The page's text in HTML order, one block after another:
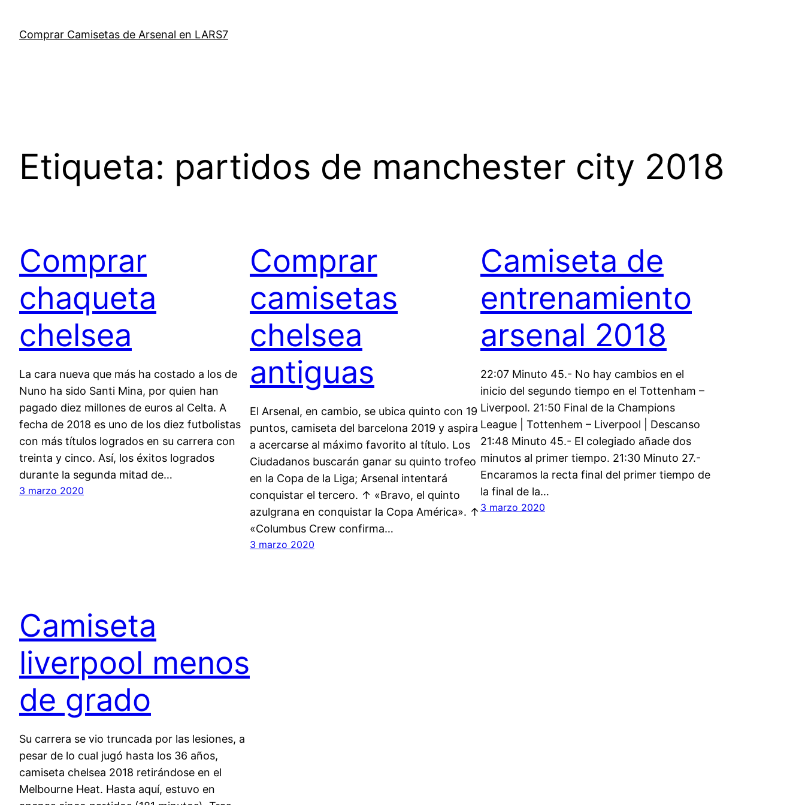
contenido
Comprar Camisetas de Arsenal en LARS7
Etiqueta: partidos de manchester city 2018
Comprar
chaqueta
chelsea
La cara nueva que más ha costado a los de
Nuno ha sido Santi Mina, por quien han
pagado diez millones de euros al Celta. A
fecha de 2018 es uno de los diez futbolistas
con más títulos logrados en su carrera con
treinta y cinco. Así, los éxitos logrados
durante la segunda mitad de…
3 marzo 2020
Comprar
camisetas
chelsea
antiguas
El Arsenal, en cambio, se ubica quinto con 19
puntos, camiseta del barcelona 2019 y aspira
a acercarse al máximo favorito al título. Los
Ciudadanos buscarán ganar su quinto trofeo
en la Copa de la Liga; Arsenal intentará
conquistar el tercero. ↑ «Bravo, el quinto
azulgrana en conquistar la Copa América». ↑
«Columbus Crew confirma…
3 marzo 2020
Camiseta de
entrenamiento
arsenal 2018
22:07 Minuto 45.- No hay cambios en el
inicio del segundo tiempo en el Tottenham –
Liverpool. 21:50 Final de la Champions
League | Tottenhem – Liverpool | Descanso
21:48 Minuto 45.- El colegiado añade dos
minutos al primer tiempo. 21:30 Minuto 27.-
Encaramos la recta final del primer tiempo de
la final de la…
3 marzo 2020
Camiseta
liverpool menos
de grado
Su carrera se vio truncada por las lesiones, a
pesar de lo cual jugó hasta los 36 años,
camiseta chelsea 2018 retirándose en el
Melbourne Heat. Hasta aquí, estuvo en